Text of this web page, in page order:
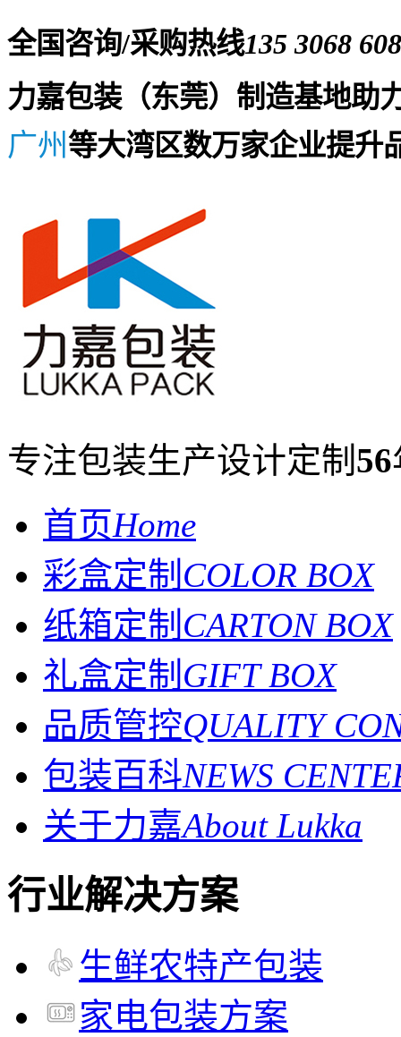
全国咨询/采购热线135 3068
力嘉包装（东莞）制造基地助
广州等大湾区数万家企业提升
专注包装生产设计定制 56
首页Home
彩盒定制 COLOR BOX
纸箱定制 CARTON BOX
礼盒定制 GIFT BOX
品质管控QUALITY
包装百科NEWS
关于力嘉About Lukka
行业解决方案
生鲜农特产包装
家电包装方案